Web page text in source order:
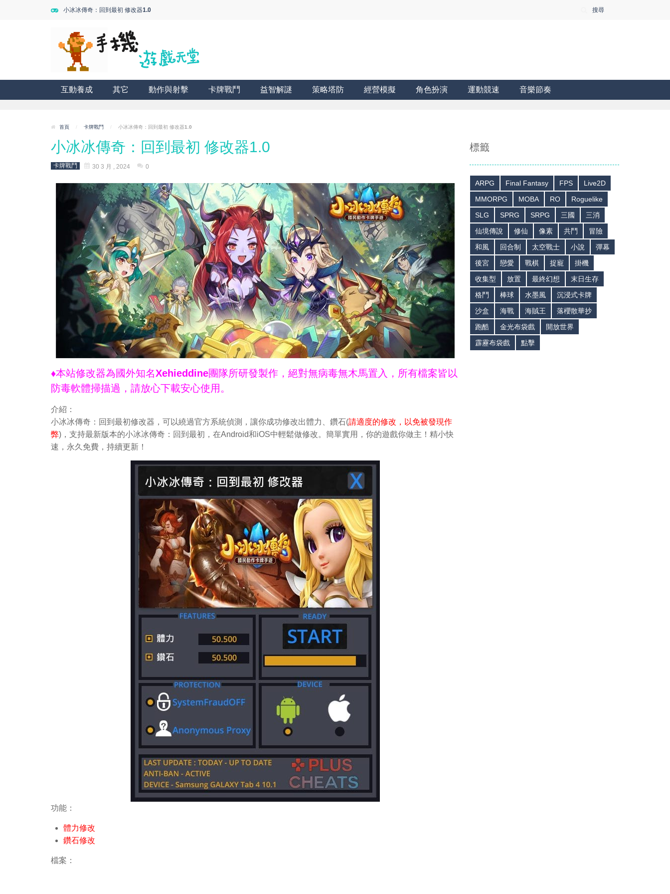
小冰冰傳奇：回到最初 修改器1.0 搜尋
互動養成 其它 動作與射擊 卡牌戰鬥 益智解謎 策略塔防 經營模擬 角色扮演 運動競速 音樂節奏
首頁 / 卡牌戰鬥 / 小冰冰傳奇：回到最初 修改器1.0
小冰冰傳奇：回到最初 修改器1.0
卡牌戰鬥 30 3 月 , 2024 0
♦本站修改器為國外知名Xehieddine團隊所研發製作，絕對無病毒無木馬置入，所有檔案皆以
防毒軟體掃描過，請放心下載安心使用。
介紹：
小冰冰傳奇：回到最初修改器，可以繞過官方系統偵測，讓你成功修改出體力、鑽石(請適度的修改，以免被發現作
弊)，支持最新版本的小冰冰傳奇：回到最初，在Android和iOS中輕鬆做修改。簡單實用，你的遊戲你做主！精小快
速，永久免費，持續更新！
功能：
體力修改
鑽石修改
檔案：
標籤
ARPG Final Fantasy FPS
Live2D
MMORPG
MOBA RO
Roguelike
SLG
SPRG SRPG 三國
三消
仙境傳說
修仙 像素 共鬥
冒險
和風
回合制 太空戰士 小說
彈幕
後宮
戀愛 戰棋 捉寵
掛機
收集型
放置 最終幻想
末日生存
格鬥
棒球 水墨風
沉浸式卡牌
沙盒
海戰 海賊王
落櫻散華抄
跑酷
金光布袋戲
開放世界
霹靂布袋戲
點擊